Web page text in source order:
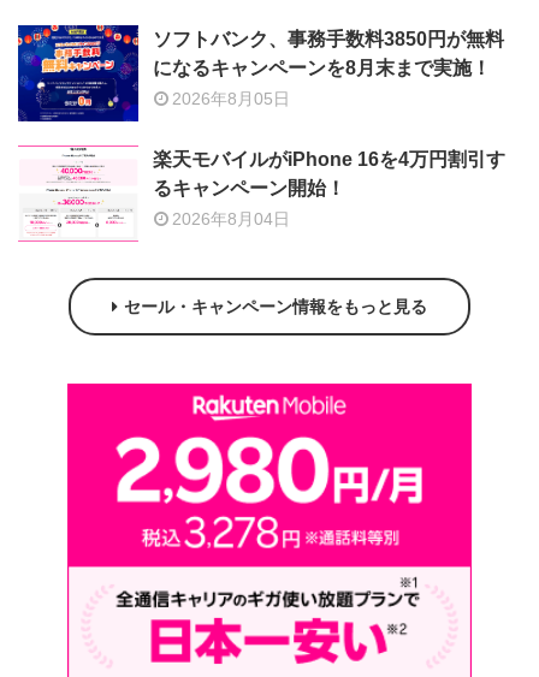
ソフトバンク、事務手数料3850円が無料
になるキャンペーンを8月末まで実施！
2026年8月05日
楽天モバイルがiPhone 16を4万円割引す
るキャンペーン開始！
2026年8月04日
セール・キャンペーン情報をもっと見る